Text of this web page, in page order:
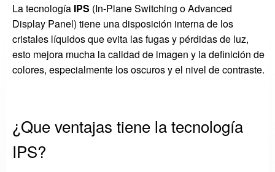
La tecnología IPS (In-Plane Switching o Advanced
Display Panel) tiene una disposición interna de los
cristales líquidos que evita las fugas y pérdidas de luz,
esto mejora mucha la calidad de imagen y la definición de
colores, especialmente los oscuros y el nivel de contraste.
¿Que ventajas tiene la tecnología
IPS?